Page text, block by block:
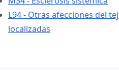
L94 - Otras afecciones del
localizadas